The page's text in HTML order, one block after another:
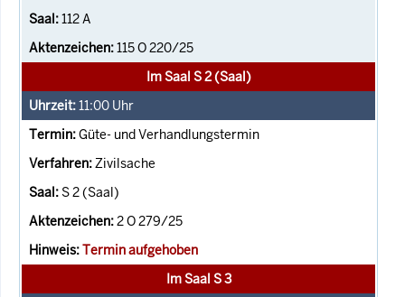
112 A
115 O 220/25
Im Saal S 2 (Saal)
11:00 Uhr
Güte- und Verhandlungstermin
Zivilsache
S 2 (Saal)
2 O 279/25
Termin aufgehoben
Im Saal S 3